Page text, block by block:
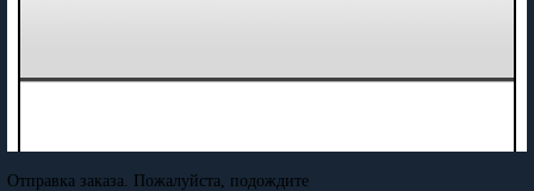
Отправка заказа. Пожалуйста, подождите